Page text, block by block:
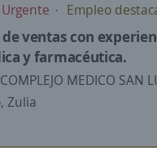
Empleo
ventas con
y farmacéutica.
COMPLEJO MEDICO SAN
Zulia